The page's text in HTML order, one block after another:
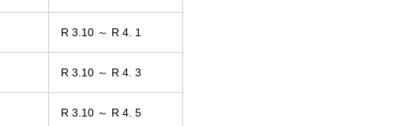
R 3.10 ～ R 4. 1
R 3.10 ～ R 4. 3
R 3.10 ～ R 4. 5